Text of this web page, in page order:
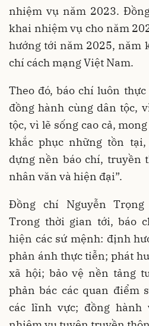
nhiệm vụ năm 2023.
khai nhiệm vụ cho năm
hướng tới năm 2025, năm
chí cách mạng Việt Nam.
Theo đó, báo chí luôn
đồng hành cùng dân tộc,
tộc, vì lẽ sống cao cả,
khắc phục những tồn
dựng nền báo chí, truyền
nhân văn và hiện đại”.
Đồng chí Nguyễn
Trong thời gian tới, báo
hiện các sứ mệnh: định
phản ánh thực tiễn; phát
xã hội; bảo vệ nền tảng
phản bác các quan điểm
các lĩnh vực; đồng hành